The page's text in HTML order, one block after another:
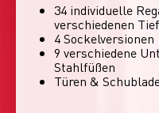
34 individuelle
verschiedenen
4 Sockelversionen​
9 verschiedene
Stahlfüßen
Türen &